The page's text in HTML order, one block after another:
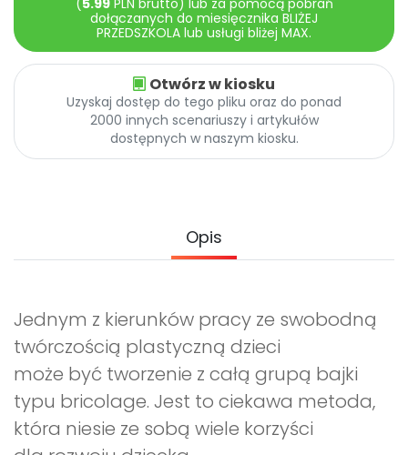
Archiwalne numery
Pomoc
Promocje
(5.99PLN brutto) lub za pomocą pobrań
dołączanych do miesięcznika BLIŻEJ
PRZEDSZKOLA lub usługi bliżej MAX.
Otwórz w kiosku
Uzyskaj dostęp do tego pliku oraz do ponad
2000 innych scenariuszy i artykułów
dostępnych w naszym kiosku.
Opis
Jednym z kierunków pracy ze swobodną
twórczością plastyczną dzieci
może być tworzenie z całą grupą bajki
typu bricolage. Jest to ciekawa metoda,
która niesie ze sobą wiele korzyści